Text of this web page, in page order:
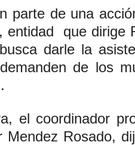
parte de una
entidad que dirige
darle la
de los
el coordinador
Mendez Rosado,